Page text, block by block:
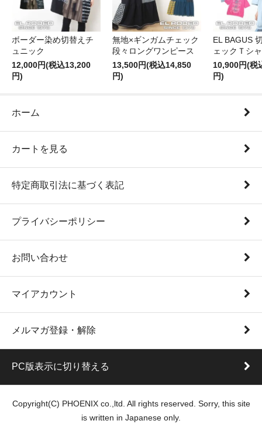
ボーダー染め切替えチ
ュニック
12,000円(税込13,200
円)
無地×ギンガムチェック
段々ロングワンピース
13,500円(税込14,850
円)
EL BAGUS
ェックＴシ
10,900円(税
円)
ホーム
カートを見る
特定商取引法に基づく表記
プライバシーポリシー
お問い合わせ
マイアカウント
メルマガ登録・解除
PC版表示に切り替える
Copyright(C) PHOENIX co.,ltd. All rights reserved. Sorry, this site
is written in Japanese only.